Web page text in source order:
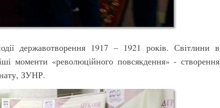
державотворення 1917 – 1921 років. Світлини в
моменти «революційного повсякдення» - створення
ЗУНР.